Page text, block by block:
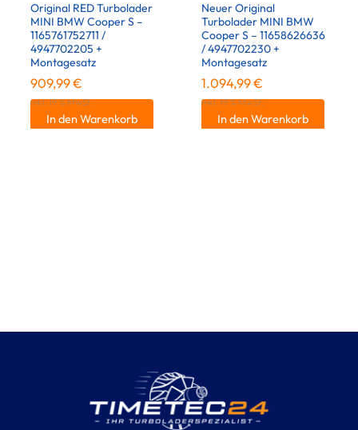
Original RED Turbolader
MINI BMW Cooper S –
1165761752711 /
4947702205 +
Montagesatz
909,99€
inkl. 19 % MwSt.
In den Warenkorb
Neuer Original
Turbolader MINI BMW
Cooper S – 11658626636
/ 4947702230 +
Montagesatz
1.094,99€
inkl. 19 % MwSt.
In den Warenkorb